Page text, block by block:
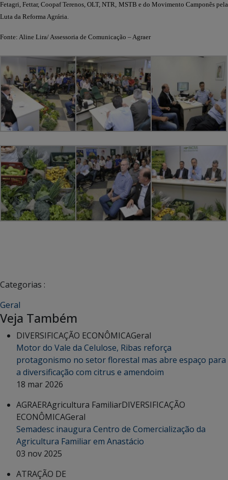
Fetagri, Fettar, Coopaf Terenos, OLT, NTR, MSTB e do Movimento Camponês pela
Luta da Reforma Agrária.
Fonte: Aline Lira/ Assessoria de Comunicação – Agraer
Categorias :
Geral
Veja Também
DIVERSIFICAÇÃO ECONÔMICAGeral
Motor do Vale da Celulose, Ribas reforça
protagonismo no setor florestal mas abre espaço para
a diversificação com citrus e amendoim
18 mar 2026
AGRAERAgricultura FamiliarDIVERSIFICAÇÃO
ECONÔMICAGeral
Semadesc inaugura Centro de Comercialização da
Agricultura Familiar em Anastácio
03 nov 2025
ATRAÇÃO DE